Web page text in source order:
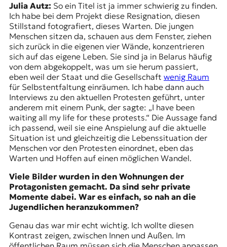
Julia Autz: So ein Titel ist ja immer schwierig zu finden.
Ich habe bei dem Projekt diese Resignation, diesen
Stillstand fotografiert, dieses Warten. Die jungen
Menschen sitzen da, schauen aus dem Fenster, ziehen
sich zurück in die eigenen vier Wände, konzentrieren
sich auf das eigene Leben. Sie sind ja in Belarus häufig
von dem abgekoppelt, was um sie herum passiert,
eben weil der Staat und die Gesellschaft wenig Raum
für Selbstentfaltung einräumen. Ich habe dann auch
Interviews zu den aktuellen Protesten geführt, unter
anderem mit einem Punk, der sagte: „I have been
waiting all my life for these protests.“ Die Aussage fand
ich passend, weil sie eine Anspielung auf die aktuelle
Situation ist und gleichzeitig die Lebenssituation der
Menschen vor den Protesten einordnet, eben das
Warten und Hoffen auf einen möglichen Wandel.
Viele Bilder wurden in den Wohnungen der
Protagonisten gemacht. Da sind sehr private
Momente dabei. War es einfach, so nah an die
Jugendlichen heranzukommen?
Genau das war mir echt wichtig. Ich wollte diesen
Kontrast zeigen, zwischen Innen und Außen. Im